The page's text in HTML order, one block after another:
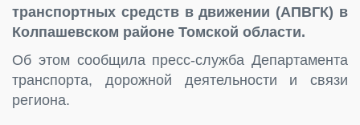
транспортных средств в движении (АПВГК) в
Колпашевском районе Томской области.
Об этом сообщила пресс-служба Департамента
транспорта, дорожной деятельности и связи
региона.